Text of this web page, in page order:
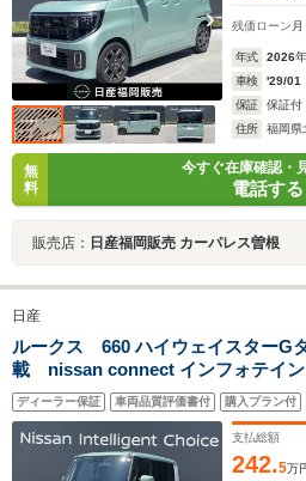
残価ローン 月
年式 2026年
車検
'29/01
保証
保証付
住所
福岡県
無
料
今すぐ在庫確認・
電話する
販売店： 日産福岡販売 カーパレス曽根
日産
ルークス 660 ハイウェイスター
載 nissan connect インフォテイン
ター プロパイロット 前後ドラ
ートスライドドア
ディーラー保証 車両品質評価書付 購入プラン付
支払総額
242.5万